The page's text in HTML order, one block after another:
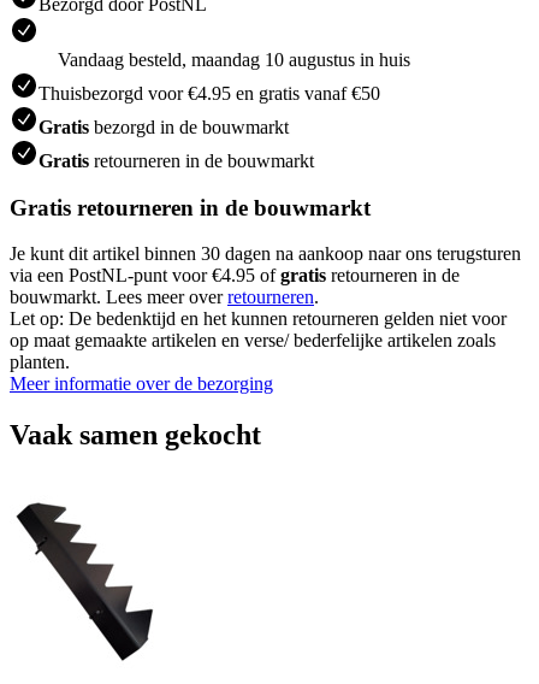
Vandaag besteld, maandag 10 augustus in huis
Thuisbezorgd voor €4.95 en gratis vanaf €50
Gratis bezorgd in de bouwmarkt
Gratis retourneren in de bouwmarkt
Gratis retourneren in de bouwmarkt
Je kunt dit artikel binnen 30 dagen na aankoop naar ons terugsturen
via een PostNL-punt voor €4.95 ofgratis retourneren in de
bouwmarkt. Lees meer overretourneren.
Let op: De bedenktijd en het kunnen retourneren gelden niet voor
op maat gemaakte artikelen en verse/ bederfelijke artikelen zoals
planten.
Meer informatie over de bezorging
Vaak samen gekocht